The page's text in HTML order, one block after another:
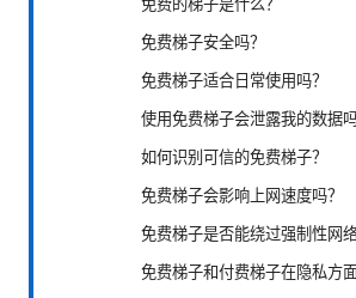
免费梯子安全吗？
免费梯子适合日常使用吗？
使用免费梯子会泄露我的数据吗
如何识别可信的免费梯子？
免费梯子会影响上网速度吗？
免费梯子是否能绕过强制性网络
免费梯子和付费梯子在隐私方